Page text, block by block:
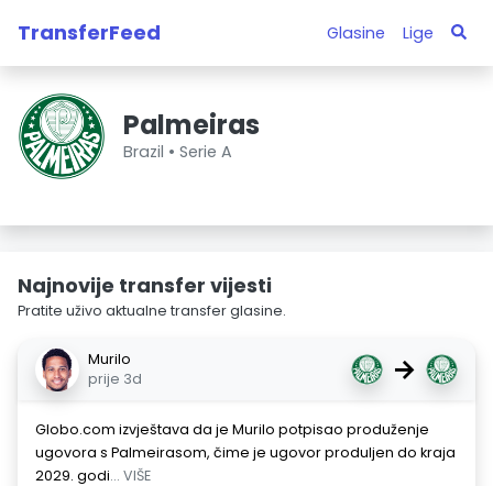
TransferFeed Glasine Lige
Palmeiras
Brazil • Serie A
Najnovije transfer vijesti
Pratite uživo aktualne transfer glasine.
Murilo
prije 3d
→
Globo.com izvještava da je Murilo potpisao produženje
ugovora s Palmeirasom, čime je ugovor produljen do kraja
2029. godi... VIŠE